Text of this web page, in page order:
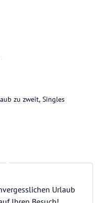
zu zweit, Singles
Urlaub